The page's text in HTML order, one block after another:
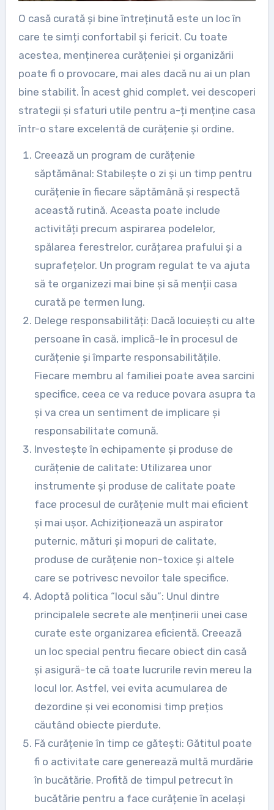
O casă curată și bine întreținută este un loc în
care te simți confortabil și fericit. Cu toate
acestea, menținerea curățeniei și organizării
poate fi o provocare, mai ales dacă nu ai un plan
bine stabilit. În acest ghid complet, vei descoperi
strategii și sfaturi utile pentru a-ți menține casa
într-o stare excelentă de curățenie și ordine.
Creează un program de curățenie
săptămânal: Stabilește o zi și un timp pentru
curățenie în fiecare săptămână și respectă
această rutină. Aceasta poate include
activități precum aspirarea podelelor,
spălarea ferestrelor, curățarea prafului și a
suprafețelor. Un program regulat te va ajuta
să te organizezi mai bine și să menții casa
curată pe termen lung.
Delege responsabilități: Dacă locuiești cu alte
persoane în casă, implică-le în procesul de
curățenie și împarte responsabilitățile.
Fiecare membru al familiei poate avea sarcini
specifice, ceea ce va reduce povara asupra ta
și va crea un sentiment de implicare și
responsabilitate comună.
Investește în echipamente și produse de
curățenie de calitate: Utilizarea unor
instrumente și produse de calitate poate
face procesul de curățenie mult mai eficient
și mai ușor. Achiziționează un aspirator
puternic, mături și mopuri de calitate,
produse de curățenie non-toxice și altele
care se potrivesc nevoilor tale specifice.
Adoptă politica “locul său”: Unul dintre
principalele secrete ale menținerii unei case
curate este organizarea eficientă. Creează
un loc special pentru fiecare obiect din casă
și asigură-te că toate lucrurile revin mereu la
locul lor. Astfel, vei evita acumularea de
dezordine și vei economisi timp prețios
căutând obiecte pierdute.
Fă curățenie în timp ce gătești: Gătitul poate
fi o activitate care generează multă murdărie
în bucătărie. Profită de timpul petrecut în
bucătărie pentru a face curățenie în același